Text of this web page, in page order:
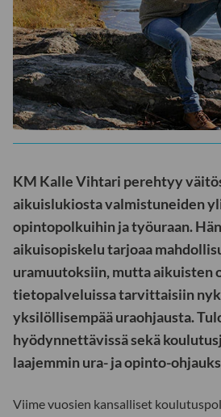
KM Kalle Vihtari perehtyy
aikuislukiosta valmistuneiden
opintopolkuihin ja työuraan.
aikuisopiskelu tarjoaa
uramuutoksiin, mutta aikuisten
tietopalveluissa tarvittaisiin
yksilöllisempää uraohjausta.
hyödynnettävissä sekä
laajemmin ura- ja opinto-
Viime vuosien kansalliset